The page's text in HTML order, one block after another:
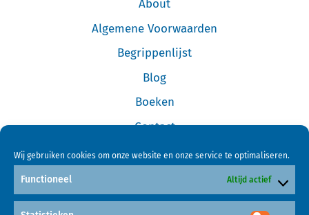
Wij gebruiken cookies om onze website en onze service te optimaliseren.
Functioneel Altijd actief
About
Algemene Voorwaarden
Begrippenlijst
Blog
Boeken
Contact
Cookiebeleid (EU)
Forum